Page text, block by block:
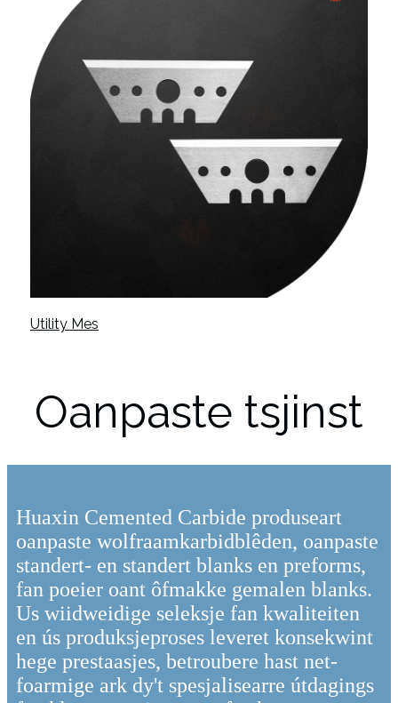
Utility Mes
Oanpaste tsjinst
Huaxin Cemented Carbide produseart
oanpaste wolfraamkarbidblêden, oanpaste
standert- en standert blanks en preforms,
fan poeier oant ôfmakke gemalen blanks.
Us wiidweidige seleksje fan kwaliteiten
en ús produksjeproses leveret konsekwint
hege prestaasjes, betroubere hast net-
foarmige ark dy't spesjalisearre útdagings